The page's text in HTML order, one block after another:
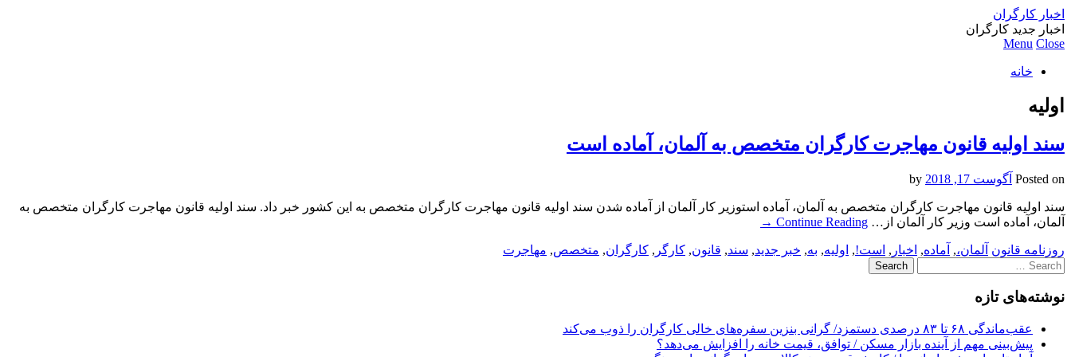
اخبار کارگران
اخبار جدید کارگران
Menu Close
خانه
اولیه
سند اولیه قانون مهاجرت کارگران متخصص به آلمان، آماده است
Posted on آگوست 17, 2018
سند اولیه قانون مهاجرت کارگران متخصص به آلمان، آماده استوزیر کار آلمان از آماده شدن سند اولیه قانون مهاجرت کارگران متخصص به این کشور خبر داد. سند اولیه قانون مهاجرت کارگران متخصص به
آلمان، آماده است وزیر کار آلمان از… Continue Reading
→
روزنامه قانون آلمان،, آماده, اخبار , است!, اولیه, به, خبر جدید, سند, قانون, کارگر , کارگران, متخصص, مهاجرت
Search
for:
نوشته‌های تازه
عقب‌ماندگی ۶۸ تا ۸۳ درصدی دستمزد/ گرانی بنزین سفره‌های خالی کارگران را ذوب می‌کند
پیش‌بینی مهم از آینده بازار مسکن / توافق، قیمت خانه را افزایش می‌دهد؟